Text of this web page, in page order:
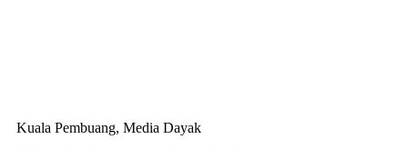
Kuala Pembuang, Media Dayak